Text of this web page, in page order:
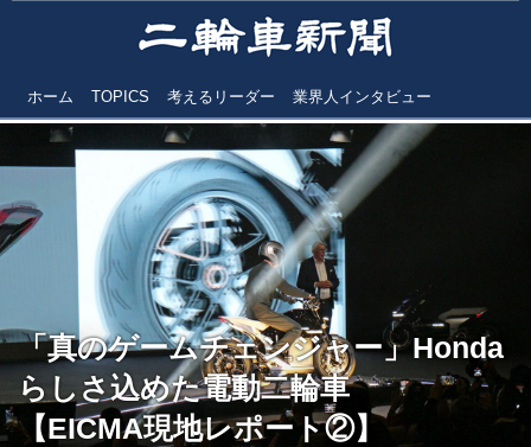
ホーム TOPICS 考えるリーダー 業界人インタビュー
「真のゲームチェンジャー」Honda
らしさ込めた電動二輪車
【EICMA現地レポート②】